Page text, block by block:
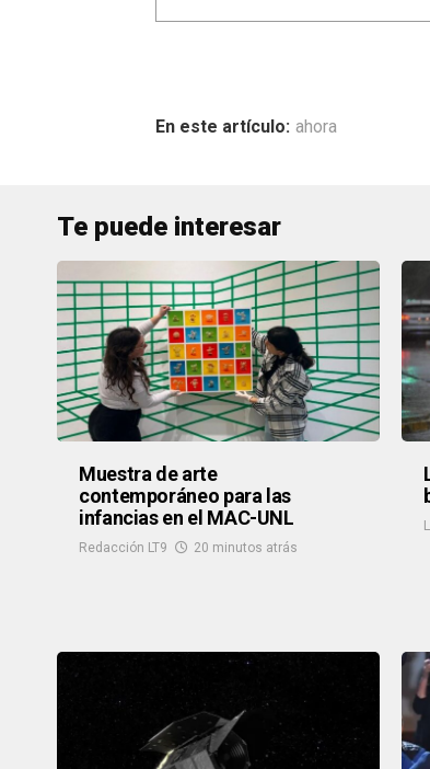
ahora
Te puede interesar
Muestra de arte
contemporáneo para las
infancias en el MAC-UNL
Redacción LT9 20 minutos atrás